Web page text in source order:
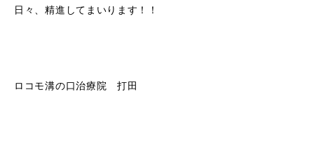
日々、精進してまいります！！
ロコモ溝の口治療院 打田